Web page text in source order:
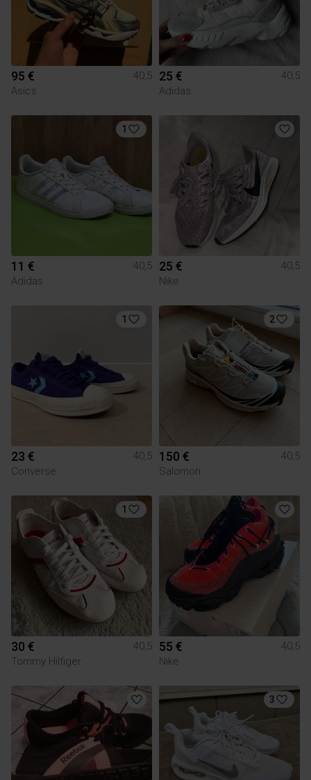
95 €
40,5
Asics
25 €
40,5
Adidas
1
11 €
40,5
Adidas
25 €
40,5
Nike
1
23 €
40,5
Converse
2
150 €
40,5
Salomon
1
30 €
40,5
Tommy Hilfiger
55 €
40,5
Nike
3